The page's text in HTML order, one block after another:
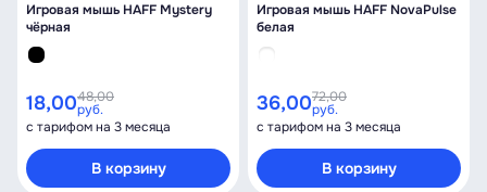
Игровая мышь HAFF Mystery
чёрная
18,0048,00
руб.
с тарифом на 3 месяца
В корзину
Игровая мышь HAFF NovaPulse
белая
36,0072,00
руб.
с тарифом на 3 месяца
В корзину